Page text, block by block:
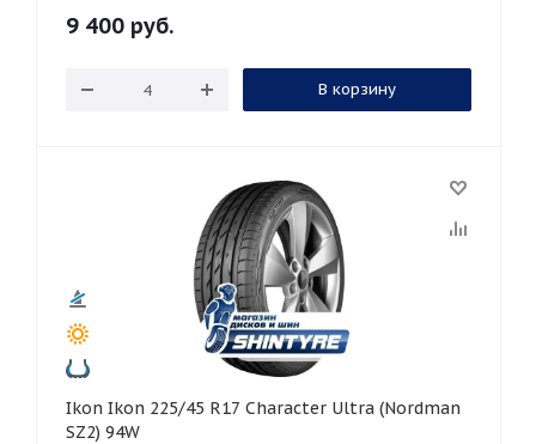
9 400 руб.
В корзину
Ikon Ikon 225/45 R17 Character Ultra (Nordman
SZ2) 94W